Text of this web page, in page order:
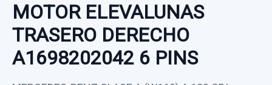
MOTOR ELEVALUNAS
TRASERO DERECHO
A1698202042 6 PINS